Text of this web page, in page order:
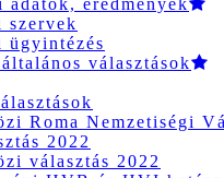
adatok, eredmények
szervek
ügyintézés
választások
Roma Nemzetiségi
2022
választás 2022